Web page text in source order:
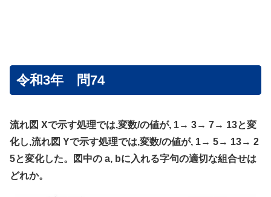
令和3年 問74
流れ図 Xで示す処理では,変数/の値が, 1→ 3→ 7→ 13と変
化し,流れ図 Yで示す処理では,変数/の値が, 1→ 5→ 13→ 2
5と変化した。図中の a, bに入れる字句の適切な組合せは
どれか。